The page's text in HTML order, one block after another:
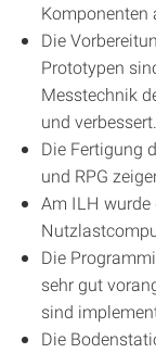
Komponenten
Die
Prototypen
Messtechnik
und verbessert.
Die Fertigung
und RPG
Am ILH wurde
Die
sehr gut
sind
Die